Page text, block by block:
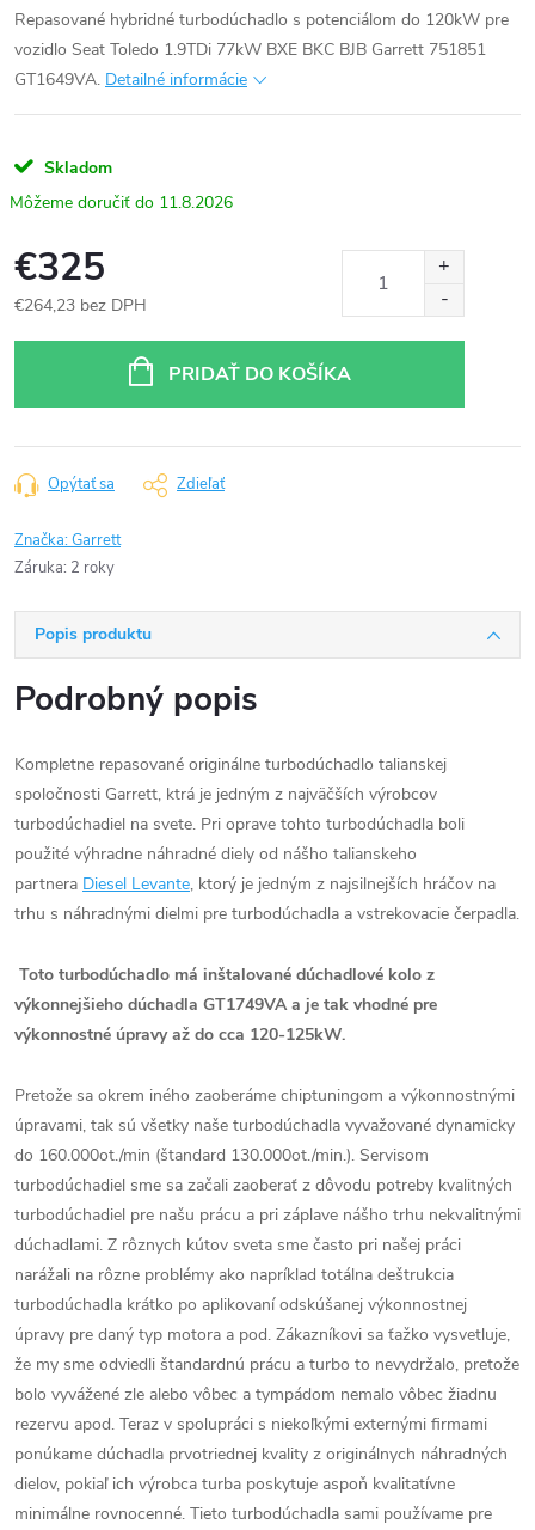
Repasované hybridné turbodúchadlo s potenciálom do 120kW pre
vozidlo Seat Toledo 1.9TDi 77kW BXE BKC BJB Garrett 751851
GT1649VA. Detailné informácie
Skladom
11.8.2026
€325
€264,23 bez DPH
PRIDAŤ DO KOŠÍKA
Opýtať sa Zdieľať
Značka:Garrett
Záruka: 2 roky
Popis produktu
Podrobný popis
Kompletne repasované originálne turbodúchadlo talianskej
spoločnosti Garrett, ktrá je jedným z najväčších výrobcov
turbodúchadiel na svete. Pri oprave tohto turbodúchadla boli
použité výhradne náhradné diely od nášho talianskeho
partnera Diesel Levante, ktorý je jedným z najsilnejších hráčov na
trhu s náhradnými dielmi pre turbodúchadla a vstrekovacie čerpadla.
Toto turbodúchadlo má inštalované dúchadlové kolo z
výkonnejšieho dúchadla GT1749VA a je tak vhodné pre
výkonnostné úpravy až do cca 120-125kW.
Pretože sa okrem iného zaoberáme chiptuningom a výkonnostnými
úpravami, tak sú všetky naše turbodúchadla vyvažované dynamicky
do 160.000ot./min (štandard 130.000ot./min.). Servisom
turbodúchadiel sme sa začali zaoberať z dôvodu potreby kvalitných
turbodúchadiel pre našu prácu a pri záplave nášho trhu nekvalitnými
dúchadlami. Z rôznych kútov sveta sme často pri našej práci
narážali na rôzne problémy ako napríklad totálna deštrukcia
turbodúchadla krátko po aplikovaní odskúšanej výkonnostnej
úpravy pre daný typ motora a pod. Zákazníkovi sa ťažko vysvetluje,
že my sme odviedli štandardnú prácu a turbo to nevydržalo, pretože
bolo vyvážené zle alebo vôbec a tympádom nemalo vôbec žiadnu
rezervu apod. Teraz v spolupráci s niekoľkými externými firmami
ponúkame dúchadla prvotriednej kvality z originálnych náhradných
dielov, pokiaľ ich výrobca turba poskytuje aspoň kvalitatívne
minimálne rovnocenné. Tieto turbodúchadla sami používame pre